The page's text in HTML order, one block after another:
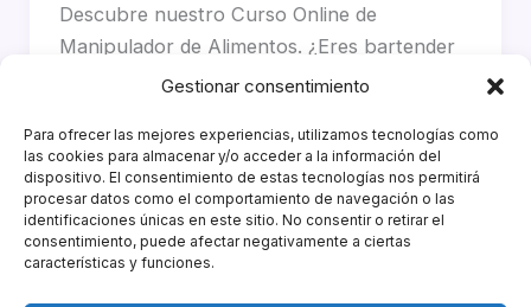
Gestionar consentimiento
Para ofrecer las mejores experiencias, utilizamos tecnologías como
las cookies para almacenar y/o acceder a la información del
dispositivo. El consentimiento de estas tecnologías nos permitirá
procesar datos como el comportamiento de navegación o las
identificaciones únicas en este sitio. No consentir o retirar el
consentimiento, puede afectar negativamente a ciertas
características y funciones.
Descubre nuestro Curso Online de
Manipulador de Alimentos. ¿Eres bartender
o trabajas tras las barras de los mejores